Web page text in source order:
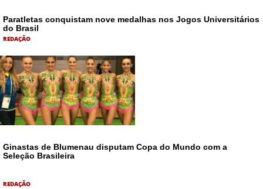
Paratletas conquistam nove medalhas nos Jogos Universitários
do Brasil
REDAÇÃO
Ginastas de Blumenau disputam Copa do Mundo com a
Seleção Brasileira
REDAÇÃO